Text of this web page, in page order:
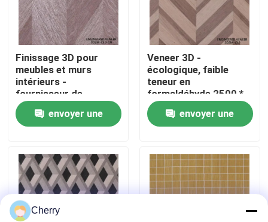
Contrôle de la qualité
Nous contacter
Nouvelles
Demandez un devis
Placage de bois naturel
Finissage 3D pour
meubles et murs
intérieurs -
fournisseur de
finissage 3DZM-L3.0-
1N
envoyer une
Veneer 3D -
écologique, faible
teneur en
formaldéhyde 2500 *
640 mm pour la
décoration intérieure
3DZM-L3.0
envoyer une
Cherry